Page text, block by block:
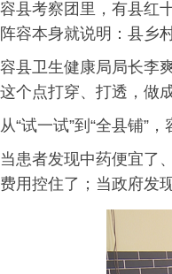
容县考察团里，有县红
阵容本身就说明：县乡
容县卫生健康局局长李
这个点打穿、打透，做
从“试一试”到“全县铺”
当患者发现中药便宜了
费用控住了；当政府发